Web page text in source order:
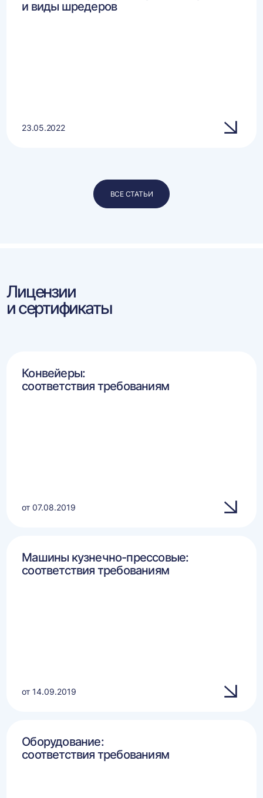
и виды шредеров
23.05.2022
ВСЕ СТАТЬИ
Лицензии
и сертификаты
Конвейеры:
соответствия требованиям
от 07.08.2019
Машины кузнечно-прессовые:
соответствия требованиям
от 14.09.2019
Оборудование:
соответствия требованиям